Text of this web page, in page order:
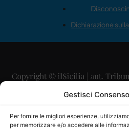
Gestisci
Per fornire le migliori esperienze,
per memorizzare e/o accedere alle
Dichiarazione
Copyright © ilSicilia | aut.
29/09/2015